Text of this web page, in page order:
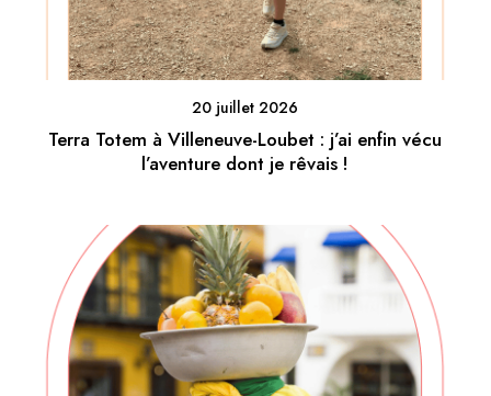
20 juillet 2026
Terra Totem à Villeneuve-Loubet : j’ai enfin vécu
l’aventure dont je rêvais !